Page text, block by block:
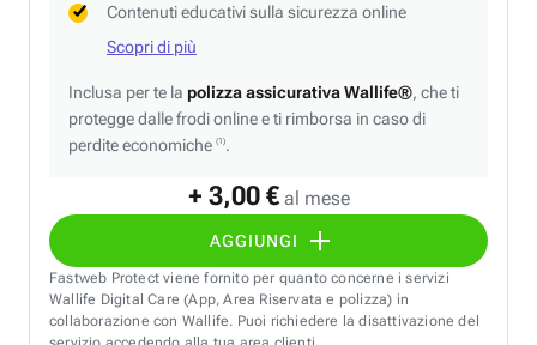
+ 3,00 € al mese
AGGIUNGI
Contenuti educativi sulla sicurezza online
Scopri di più
Inclusa per te la polizza assicurativa Wallife®, che ti
protegge dalle frodi online e ti rimborsa in caso di
perdite economiche (1).
Fastweb Protect viene fornito per quanto concerne i servizi
Wallife Digital Care (App, Area Riservata e polizza) in
collaborazione con Wallife. Puoi richiedere la disattivazione del